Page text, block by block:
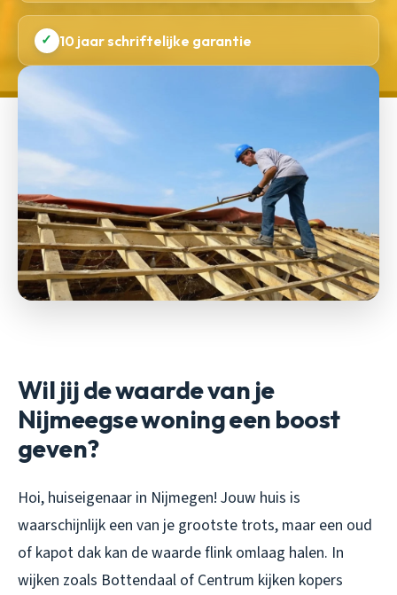
✓ 10 jaar schriftelijke garantie
Wil jij de waarde van je
Nijmeegse woning een boost
geven?
Hoi, huiseigenaar in Nijmegen! Jouw huis is
waarschijnlijk een van je grootste trots, maar een oud
of kapot dak kan de waarde flink omlaag halen. In
wijken zoals Bottendaal of Centrum kijken kopers